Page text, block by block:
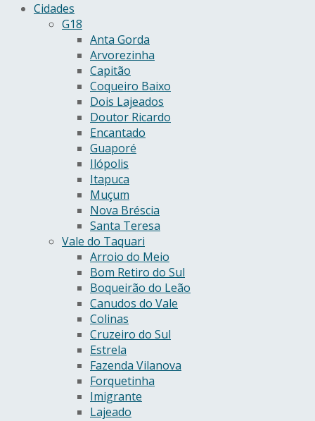
Cidades
G18
Anta Gorda
Arvorezinha
Capitão
Coqueiro Baixo
Dois Lajeados
Doutor Ricardo
Encantado
Guaporé
Ilópolis
Itapuca
Muçum
Nova Bréscia
Santa Teresa
Vale do Taquari
Arroio do Meio
Bom Retiro do Sul
Boqueirão do Leão
Canudos do Vale
Colinas
Cruzeiro do Sul
Estrela
Fazenda Vilanova
Forquetinha
Imigrante
Lajeado